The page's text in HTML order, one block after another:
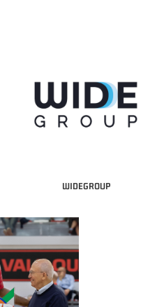
WIDEGROUP